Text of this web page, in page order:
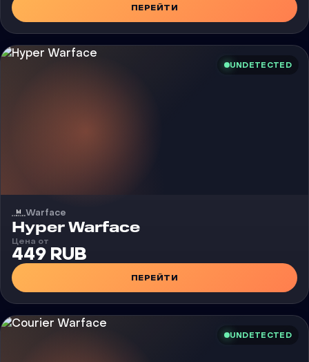
ПЕРЕЙТИ
UNDETECTED
Warface
Чит
Hyper Warface
Цена от
449 RUB
ПЕРЕЙТИ
UNDETECTED